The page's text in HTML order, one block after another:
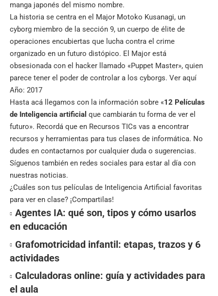
manga japonés del mismo nombre.
La historia se centra en el Major Motoko Kusanagi, un
cyborg miembro de la sección 9, un cuerpo de élite de
operaciones encubiertas que lucha contra el crime
organizado en un futuro distópico. El Major está
obsesionada con el hacker llamado «Puppet Master», quien
parece tener el poder de controlar a los cyborgs. Ver aquí
Año: 2017
Hasta acá llegamos con la información sobre «12 Películas
de Inteligencia artificial que cambiarán tu forma de ver el
futuro». Recordá que en Recursos TICs vas a encontrar
recursos y herramientas para tus clases de informática. No
dudes en contactarnos por cualquier duda o sugerencias.
Síguenos también en redes sociales para estar al día con
nuestras noticias.
¿Cuáles son tus películas de Inteligencia Artificial favoritas
para ver en clase? ¡Compartilas!
Agentes IA: qué son, tipos y cómo usarlos
en educación
Grafomotricidad infantil: etapas, trazos y 6
actividades
Calculadoras online: guía y actividades para
el aula